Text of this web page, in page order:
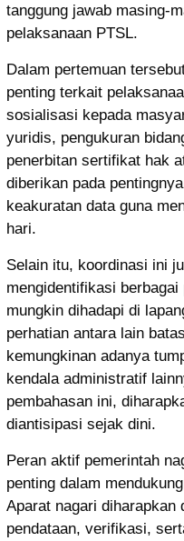
tanggung jawab masing-
pelaksanaan PTSL.
Dalam pertemuan
penting terkait
sosialisasi kepada
yuridis, pengukuran
penerbitan sertifikat hak
diberikan pada
keakuratan data guna
hari.
Selain itu, koordinasi ini
mengidentifikasi
mungkin dihadapi di
perhatian antara lain
kemungkinan adanya
kendala administratif
pembahasan ini,
diantisipasi sejak dini.
Peran aktif pemerintah
penting dalam
Aparat nagari diharapkan
pendataan, verifikasi,